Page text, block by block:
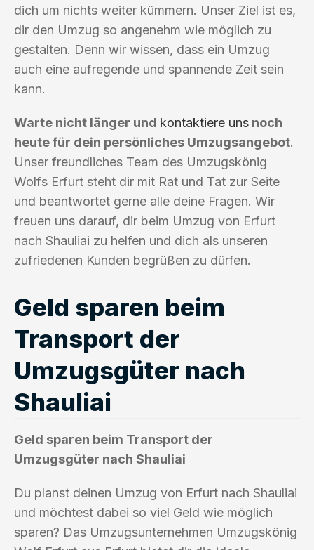
dich um nichts weiter kümmern. Unser Ziel ist es,
dir den Umzug so angenehm wie möglich zu
gestalten. Denn wir wissen, dass ein Umzug
auch eine aufregende und spannende Zeit sein
kann.
Warte nicht länger und kontaktiere uns noch
heute für dein persönliches Umzugsangebot.
Unser freundliches Team des Umzugskönig
Wolfs Erfurt steht dir mit Rat und Tat zur Seite
und beantwortet gerne alle deine Fragen. Wir
freuen uns darauf, dir beim Umzug von Erfurt
nach Shauliai zu helfen und dich als unseren
zufriedenen Kunden begrüßen zu dürfen.
Geld sparen beim
Transport der
Umzugsgüter nach
Shauliai
Geld sparen beim Transport der
Umzugsgüter nach Shauliai
Du planst deinen Umzug von Erfurt nach Shauliai
und möchtest dabei so viel Geld wie möglich
sparen? Das Umzugsunternehmen Umzugskönig